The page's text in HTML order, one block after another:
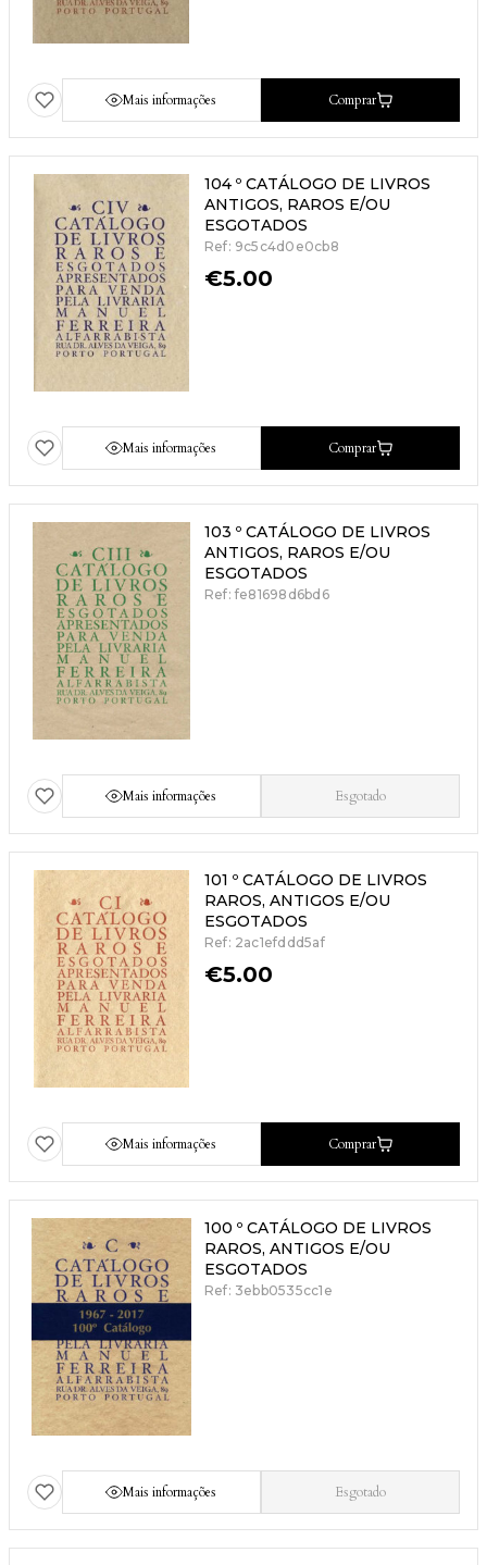
Mais informações Comprar
104 º CATÁLOGO DE LIVROS
ANTIGOS, RAROS E/OU
ESGOTADOS
Ref: 9c5c4d0e0cb8
€5.00
Mais informações Comprar
103 º CATÁLOGO DE LIVROS
ANTIGOS, RAROS E/OU
ESGOTADOS
Ref: fe81698d6bd6
Mais informações Esgotado
101 º CATÁLOGO DE LIVROS
RAROS, ANTIGOS E/OU
ESGOTADOS
Ref: 2ac1efddd5af
€5.00
Mais informações Comprar
100 º CATÁLOGO DE LIVROS
RAROS, ANTIGOS E/OU
ESGOTADOS
Ref: 3ebb0535cc1e
Mais informações Esgotado